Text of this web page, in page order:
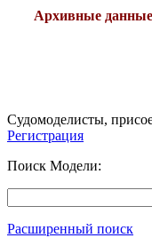
Архивные
Судомоделисты,
Регистрация
Поиск Модели:
Расширенный поиск